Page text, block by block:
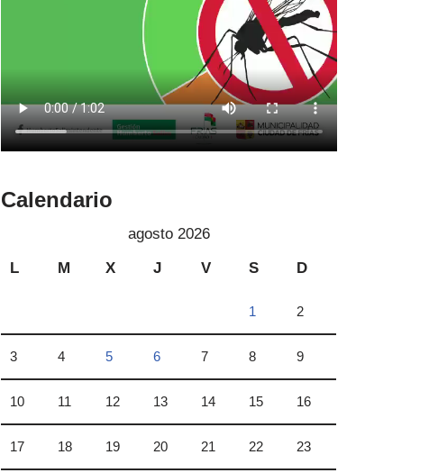
Calendario
agosto 2026
L
M X J V S D
1 2
3 4 5 6 7 8 9
10 11 12 13 14 15 16
17 18 19 20 21 22 23